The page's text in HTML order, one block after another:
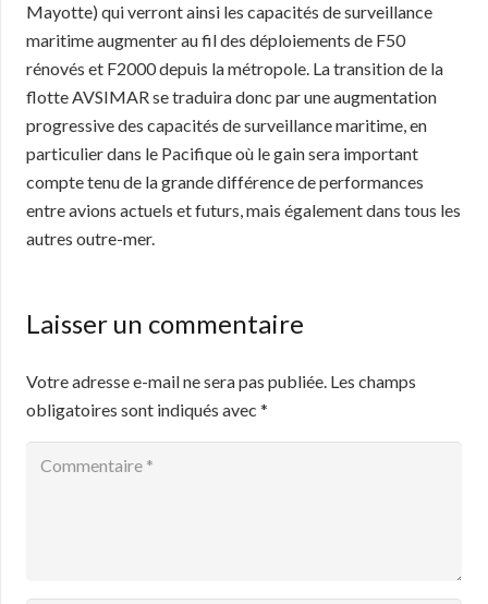
Mayotte) qui verront ainsi les capacités de surveillance
maritime augmenter au fil des déploiements de F50
rénovés et F2000 depuis la métropole. La transition de la
flotte AVSIMAR se traduira donc par une augmentation
progressive des capacités de surveillance maritime, en
particulier dans le Pacifique où le gain sera important
compte tenu de la grande différence de performances
entre avions actuels et futurs, mais également dans tous les
autres outre-mer.
Laisser un commentaire
Votre adresse e-mail ne sera pas publiée. Les champs
obligatoires sont indiqués avec *